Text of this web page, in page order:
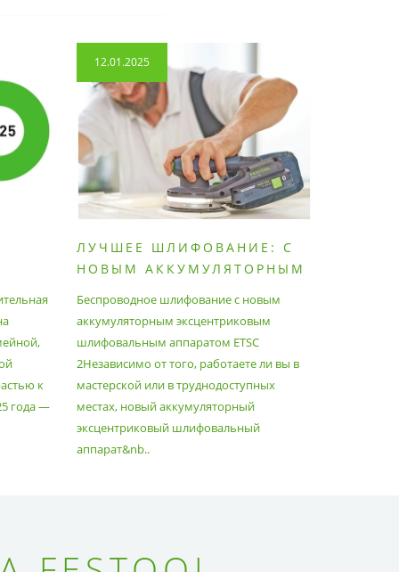
к
года —
12.01.2025
ЛУЧШЕЕ ШЛИФОВАНИЕ: С
НОВЫМ АККУМУЛЯТОРНЫМ
АППАРАТОМ ETSC2
Беспроводное шлифование с новым
аккумуляторным эксцентриковым
шлифовальным аппаратом ETSC
2Независимо от того, работаете ли вы в
мастерской или в труднодоступных
местах, новый аккумуляторный
эксцентриковый шлифовальный
аппарат&nb..